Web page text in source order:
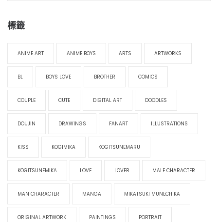
標籤
ANIME ART ANIME BOYS ARTS ARTWORKS
BL BOYS LOVE BROTHER COMICS
COUPLE CUTE DIGITAL ART DOODLES
DOUJIN DRAWINGS FANART ILLUSTRATIONS
KISS KOGIMIKA KOGITSUNEMARU
KOGITSUNEMIKA LOVE LOVER MALE CHARACTER
MAN CHARACTER MANGA MIKATSUKI MUNECHIKA
ORIGINAL ARTWORK PAINTINGS PORTRAIT